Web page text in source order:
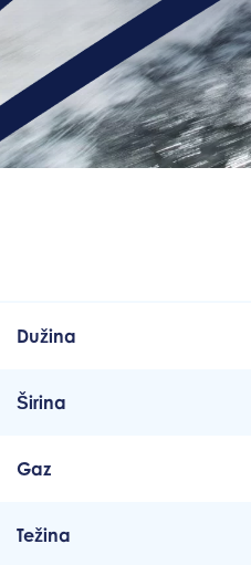
Dužina
Širina
Gaz
Težina